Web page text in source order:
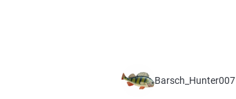
Barsch_Hunter007